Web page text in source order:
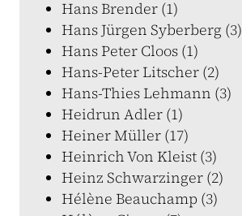
Hans Brender (1)
Hans Jürgen Syberberg (3)
Hans Peter Cloos (1)
Hans-Peter Litscher (2)
Hans-Thies Lehmann (3)
Heidrun Adler (1)
Heiner Müller (17)
Heinrich Von Kleist (3)
Heinz Schwarzinger (2)
Hélène Beauchamp (3)